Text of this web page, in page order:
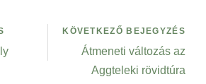
KÖVETKEZŐ BEJEGYZÉS
Átmeneti változás az
Aggteleki rövidtúra